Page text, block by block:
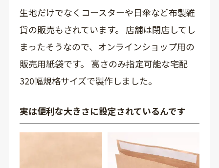
生地だけでなくコースターや日傘など布製雑
貨の販売もされています。 店舗は閉店してし
まったそうなので、オンラインショップ用の
販売用紙袋です。 高さのみ指定可能な宅配
320幅規格サイズで製作しました。
実は便利な大きさに設定されているんです